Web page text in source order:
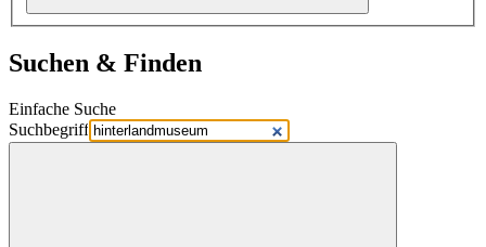
Suchen & Finden
Einfache Suche
Suchbegriff